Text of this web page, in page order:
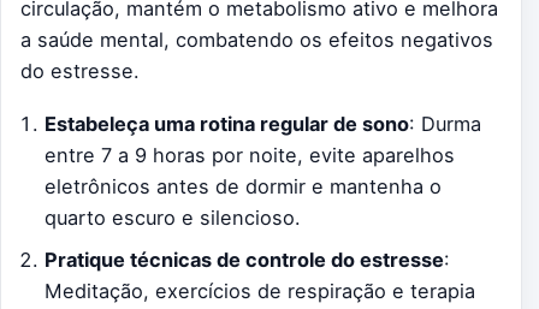
circulação, mantém o metabolismo ativo e melhora
a saúde mental, combatendo os efeitos negativos
do estresse.
Estabeleça uma rotina regular de sono: Durma
entre 7 a 9 horas por noite, evite aparelhos
eletrônicos antes de dormir e mantenha o
quarto escuro e silencioso.
Pratique técnicas de controle do estresse:
Meditação, exercícios de respiração e terapia